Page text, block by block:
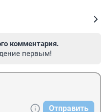
комментария.
первым!
Отправить